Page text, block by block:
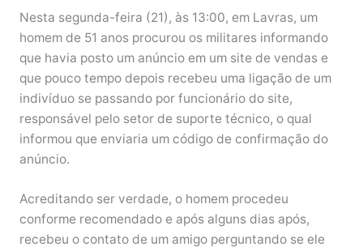
Nesta segunda-feira (21), às 13:00, em Lavras, um
homem de 51 anos procurou os militares informando
que havia posto um anúncio em um site de vendas e
que pouco tempo depois recebeu uma ligação de um
indivíduo se passando por funcionário do site,
responsável pelo setor de suporte técnico, o qual
informou que enviaria um código de confirmação do
anúncio.
Acreditando ser verdade, o homem procedeu
conforme recomendado e após alguns dias após,
recebeu o contato de um amigo perguntando se ele